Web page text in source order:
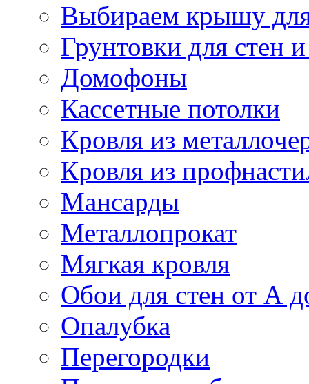
Выбираем крышу
Грунтовки для стен
Домофоны
Кассетные потолки
Кровля из
Кровля из
Мансарды
Металлопрокат
Мягкая кровля
Обои для стен от А
Опалубка
Перегородки